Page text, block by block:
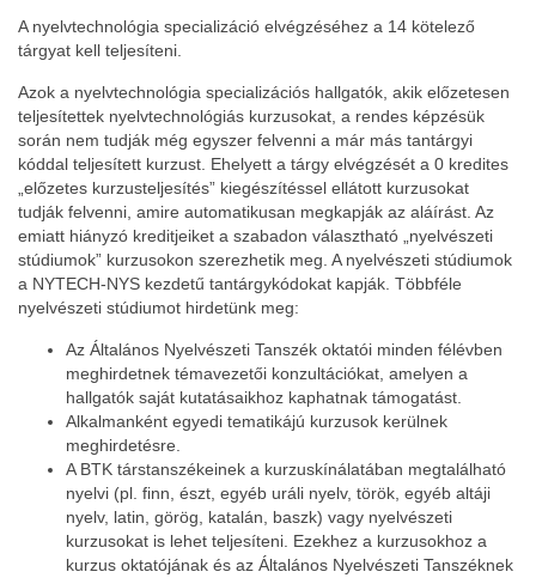
A nyelvtechnológia specializáció elvégzéséhez a 14 kötelező
tárgyat kell teljesíteni.
Azok a nyelvtechnológia specializációs hallgatók, akik előzetesen
teljesítettek nyelvtechnológiás kurzusokat, a rendes képzésük
során nem tudják még egyszer felvenni a már más tantárgyi
kóddal teljesített kurzust. Ehelyett a tárgy elvégzését a 0 kredites
„előzetes kurzusteljesítés” kiegészítéssel ellátott kurzusokat
tudják felvenni, amire automatikusan megkapják az aláírást. Az
emiatt hiányzó kreditjeiket a szabadon választható „nyelvészeti
stúdiumok” kurzusokon szerezhetik meg. A nyelvészeti stúdiumok
a NYTECH-NYS kezdetű tantárgykódokat kapják. Többféle
nyelvészeti stúdiumot hirdetünk meg:
Az Általános Nyelvészeti Tanszék oktatói minden félévben
meghirdetnek témavezetői konzultációkat, amelyen a
hallgatók saját kutatásaikhoz kaphatnak támogatást.
Alkalmanként egyedi tematikájú kurzusok kerülnek
meghirdetésre.
A BTK társtanszékeinek a kurzuskínálatában megtalálható
nyelvi (pl. finn, észt, egyéb uráli nyelv, török, egyéb altáji
nyelv, latin, görög, katalán, baszk) vagy nyelvészeti
kurzusokat is lehet teljesíteni. Ezekhez a kurzusokhoz a
kurzus oktatójának és az Általános Nyelvészeti Tanszéknek